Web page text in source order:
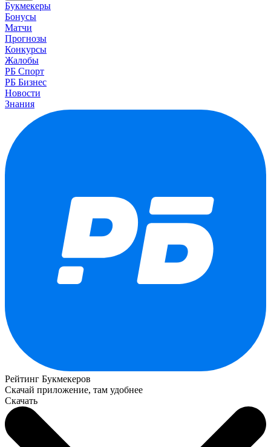
Букмекеры
Бонусы
Матчи
Прогнозы
Конкурсы
Жалобы
РБ Спорт
РБ Бизнес
Новости
Знания
Рейтинг Букмекеров
Скачай приложение, там удобнее
Скачать